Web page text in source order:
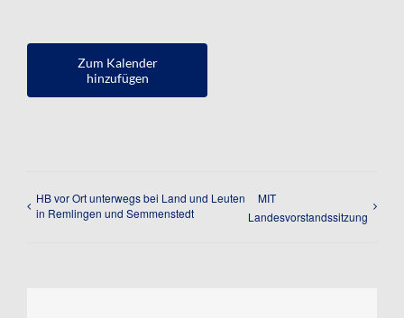
Zum Kalender
hinzufügen
HB vor Ort unterwegs bei Land und Leuten
in Remlingen und Semmenstedt
MIT
Landesvorstandssitzung